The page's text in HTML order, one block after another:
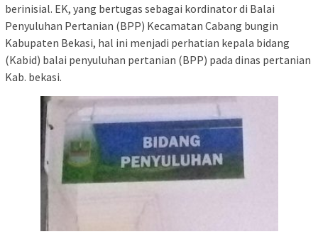
berinisial. EK, yang bertugas sebagai kordinator di Balai
Penyuluhan Pertanian (BPP) Kecamatan Cabang bungin
Kabupaten Bekasi, hal ini menjadi perhatian kepala bidang
(Kabid) balai penyuluhan pertanian (BPP) pada dinas pertanian
Kab. bekasi.